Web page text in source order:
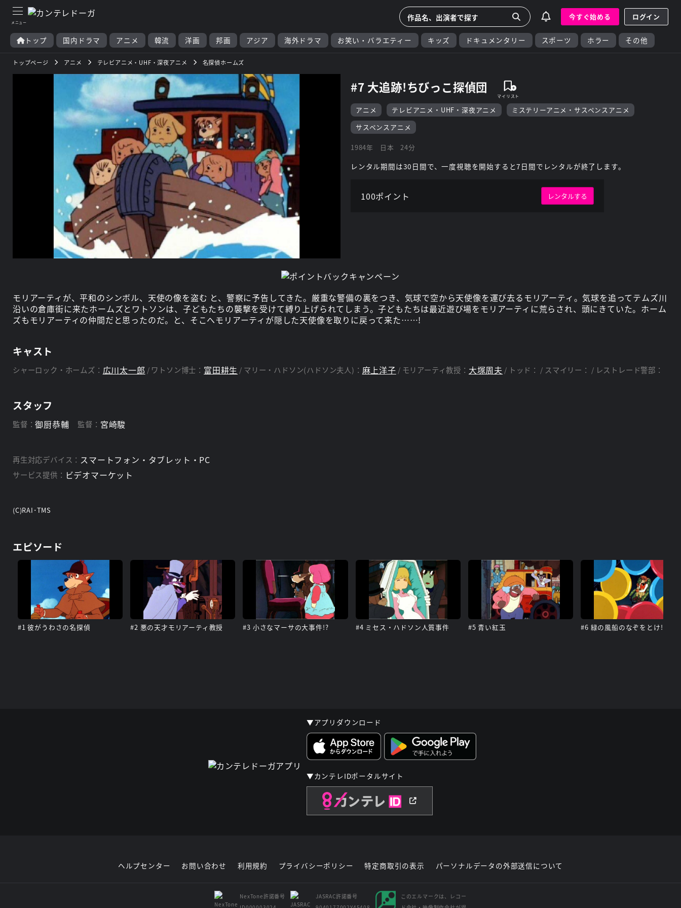
今すぐ始める ログイン
トップ 国内ドラマ アニメ 韓流 洋画 邦画 アジア 海外ドラマ お笑い・バラエティー キッズ ドキュメンタリー スポーツ ホラー その他
トップページ アニメ テレビアニメ・UHF・深夜アニメ 名探偵ホームズ
#7 大追跡!ちびっこ探偵団
アニメ テレビアニメ・UHF・深夜アニメ
ミステリーアニメ・サスペンスアニメ
サスペンスアニメ
1984年 日本 24分
レンタル期間は30日間で、一度視聴を開始すると7日間でレンタルが終了します。
100ポイント レンタルする
モリアーティが、平和のシンボル、天使の像を盗む と、警察に予告してきた。厳重な警備の裏をつき、気球で空から天使像を運び去るモリアーティ。気球を追ってテムズ川
沿いの倉庫街に来たホームズとワトソンは、子どもたちの襲撃を受けて縛り上げられてしまう。子どもたちは最近遊び場をモリアーティに荒らされ、頭にきていた。ホーム
ズもモリアーティの仲間だと思ったのだ。と、そこへモリアーティが隠した天使像を取りに戻って来た……!
キャスト
シャーロック・ホームズ： 広川太一郎 ワトソン博士： 富田耕生 マリー・ハドソン(ハドソン夫人)： 麻上洋子 モリアーティ教授： 大塚周夫 トッド： スマイリー： レストレード警部：
スタッフ
監督：御厨恭輔 監督： 宮崎駿
再生対応デバイス： スマートフォン・タブレット・PC
サービス提供： ビデオマーケット
(C)RAI･TMS
エピソード
#1 彼がうわさの名探偵 #2 悪の天才モリアーティ教授 #3 小さなマーサの大事件!? #4 ミセス・ハドソン人質事件 #5 青い紅玉 #6 緑の風船のなぞをとけ!
▼アプリダウンロード
▼カンテレIDポータルサイト
ヘルプセンター お問い合わせ 利用規約 プライバシーポリシー 特定商取引の表示 パーソナルデータの外部送信について
NexTone許諾番号
JASRAC許諾番号
このエルマークは、レコー